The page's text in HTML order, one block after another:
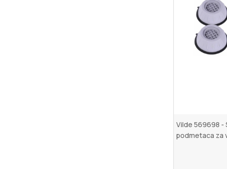
Vilde 569698 -
podmetaca za